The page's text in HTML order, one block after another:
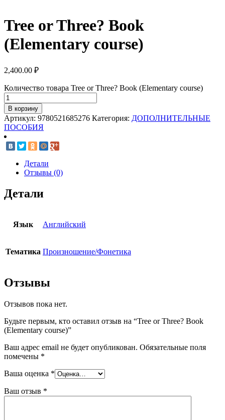
Tree or Three? Book
(Elementary course)
2,400.00 ₽
Количество товара Tree or Three? Book (Elementary course)
В корзину
Артикул: 9780521685276 Категория: ДОПОЛНИТЕЛЬНЫЕ
ПОСОБИЯ
Детали
Отзывы (0)
Детали
Язык Английский
Тематика Произношение/Фонетика
Отзывы
Отзывов пока нет.
Будьте первым, кто оставил отзыв на “Tree or Three? Book
(Elementary course)”
Ваш адрес email не будет опубликован. Обязательные поля
помечены *
Ваша оценка *
Ваш отзыв *